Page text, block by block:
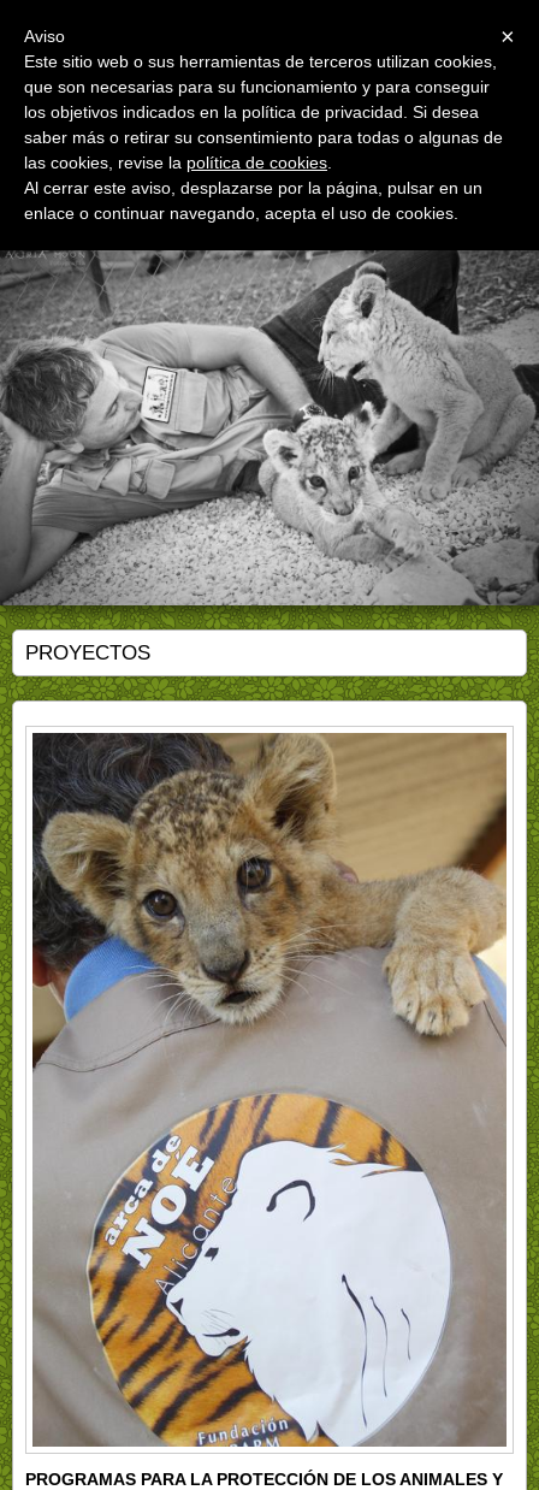
FUNDACIÓN RAÚL MÉRIDA
FIPARM FUNDACION INTERNACIONAL PARA LA PROTECCIÓN DE
LOS ANIMALES RAÚL MÉRIDA
PROYECTOS
PROGRAMAS PARA LA PROTECCIÓN DE LOS ANIMALES Y
×
Aviso
Este sitio web o sus herramientas de terceros utilizan cookies,
que son necesarias para su funcionamiento y para conseguir
los objetivos indicados en la política de privacidad. Si desea
saber más o retirar su consentimiento para todas o algunas de
las cookies, revise la política de cookies
Al cerrar este aviso, desplazarse por la página, pulsar en un
enlace o continuar navegando, acepta el uso de cookies.